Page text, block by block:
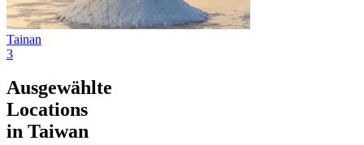
Tainan
3
Ausgewählte
Locations
in Taiwan